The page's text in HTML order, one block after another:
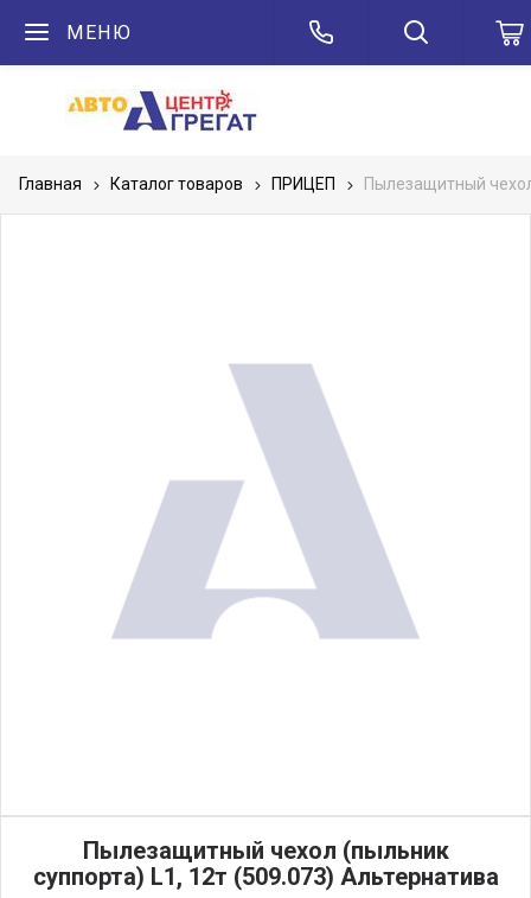
МЕНЮ
Главная Каталог товаров ПРИЦЕП Пылезащитный
Пылезащитный чехол (пыльник
суппорта) L1, 12т (509.073) Альтернатива